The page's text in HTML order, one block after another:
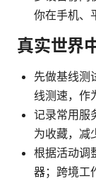
你在手机、
真实世界
先做基线测
线测速，作
记录常用服
为收藏，减
根据活动调
器；跨境工